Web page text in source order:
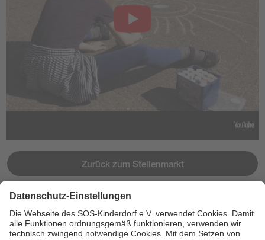
Zurück zum Stellenmarkt
Jetzt bewerben